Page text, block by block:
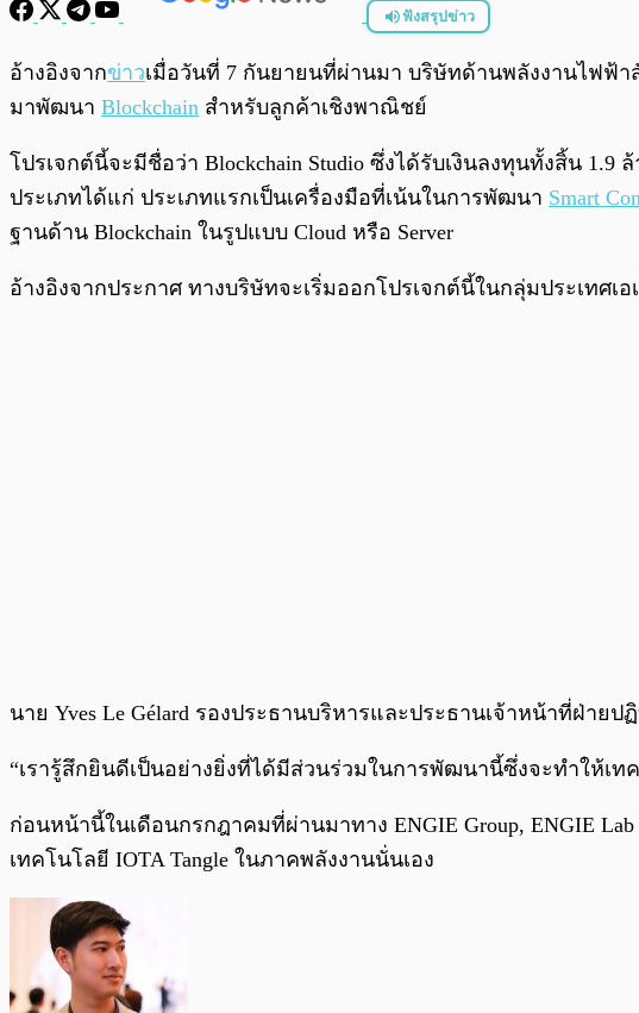
ฟังสรุปข่าว
พร้อมเล่น
อ้างอิงจากข่าวเมื่อวันที่ 7 กันยายนที่ผ่านมา บริษัทด้านพลังงานไฟฟ้า
มาพัฒนา Blockchain สำหรับลูกค้าเชิงพาณิชย์
โปรเจกต์นี้จะมีชื่อว่า Blockchain Studio ซึ่งได้รับเงินลงทุนทั้งสิ้น
ประเภทได้แก่ ประเภทแรกเป็นเครื่องมือที่เน้นในการพัฒนา Smart
ฐานด้าน Blockchain ในรูปแบบ Cloud หรือ Server
อ้างอิงจากประกาศ ทางบริษัทจะเริ่มออกโปรเจกต์นี้ในกลุ่มประเทศเ
นาย Yves Le Gélard รองประธานบริหารและประธานเจ้าหน้าที่ฝ่าย
“เรารู้สึกยินดีเป็นอย่างยิ่งที่ได้มีส่วนร่วมในการพัฒนานี้ซึ่งจะทำให้เท
ก่อนหน้านี้ในเดือนกรกฎาคมที่ผ่านมาทาง ENGIE Group, ENGIE
เทคโนโลยี IOTA Tangle ในภาคพลังงานนั่นเอง